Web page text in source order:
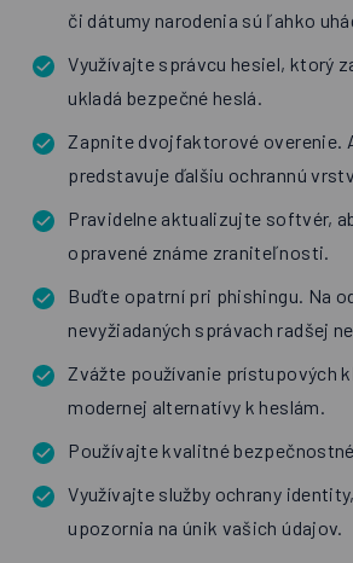
či dátumy narodenia sú ľahko
Využívajte správcu hesiel, ktorý
ukladá bezpečné heslá.
Zapnite dvojfaktorové overenie.
predstavuje ďalšiu ochrannú
Pravidelne aktualizujte softvér,
opravené známe zraniteľnosti.
Buďte opatrní pri phishingu. Na
nevyžiadaných správach radšej
Zvážte používanie prístupových
modernej alternatívy k heslám.
Používajte kvalitné
Využívajte služby ochrany
upozornia na únik vašich údajov.